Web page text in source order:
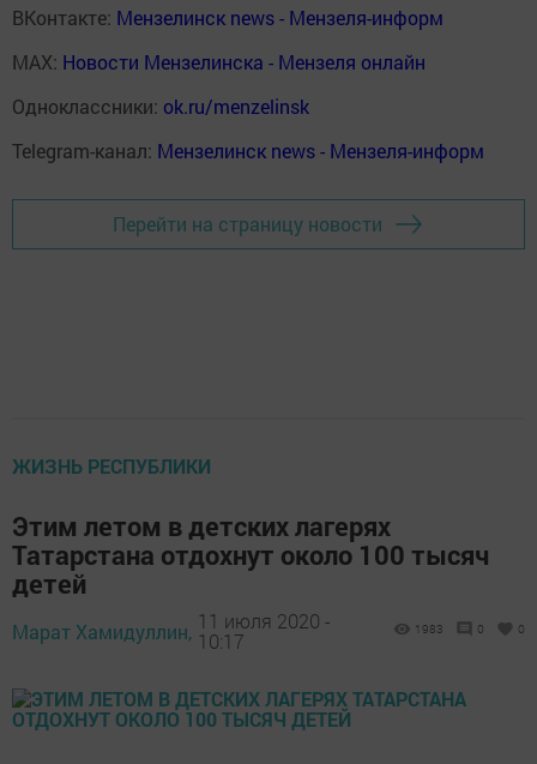
ВКонтакте: Мензелинск news - Мензеля-информ
MAX: Новости Мензелинска - Мензеля онлайн
Одноклассники: ok.ru/menzelinsk
Telegram-канал: Мензелинск news - Мензеля-информ
Перейти на страницу новости
ЖИЗНЬ РЕСПУБЛИКИ
Этим летом в детских лагерях
Татарстана отдохнут около 100 тысяч
детей
Марат Хамидуллин, 11 июля 2020 -
10:17
1983 0 0